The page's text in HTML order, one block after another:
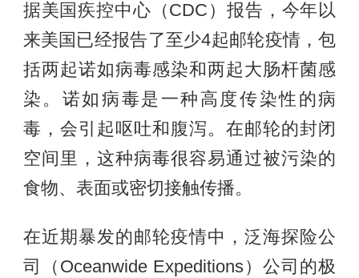
据美国疾控中心（CDC）报告，今年以
来美国已经报告了至少4起邮轮疫情，包
括两起诺如病毒感染和两起大肠杆菌感
染。诺如病毒是一种高度传染性的病
毒，会引起呕吐和腹泻。在邮轮的封闭
空间里，这种病毒很容易通过被污染的
食物、表面或密切接触传播。
在近期暴发的邮轮疫情中，泛海探险公
司（Oceanwide Expeditions）公司的极